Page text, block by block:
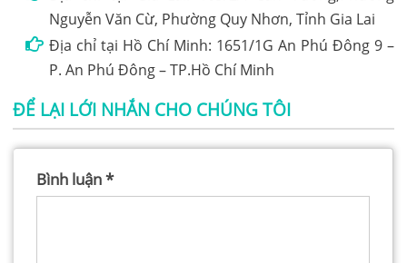
Nguyễn Văn Cừ, Phường Quy Nhơn, Tỉnh Gia Lai
Địa chỉ tại Hồ Chí Minh: 1651/1G An Phú Đông 9 –
P. An Phú Đông – TP.Hồ Chí Minh
ĐỂ LẠI LỚI NHẮN CHO CHÚNG TÔI
Bình luận*